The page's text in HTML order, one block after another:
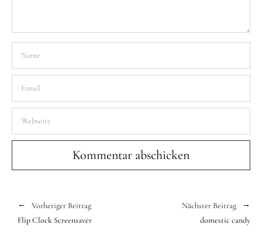
Vorheriger Beitrag
Flip Clock Screensaver
Nächster Beitrag
domestic candy